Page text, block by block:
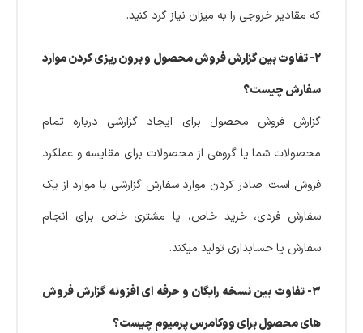
که مقادیر خروجی را به میزان نیاز گرد کنید.
۲- تفاوت بین گزارش فروش محصول و برون ریزی کردن موارد
سفارش چیست؟
گزارش فروش محصول برای ایجاد گزارشی درباره تمام
محصولات شما یا گروهی از محصولات برای مقایسه و عملکرد
فروش است. صادر کردن موارد سفارش گزارشی با موارد از یک
سفارش فردی، خرید خاص، یا مشتری خاص برای انجام
سفارش یا حسابداری تولید میکند.
۳- تفاوت بین نسخه رایگان و حرفه ای افزونه گزارش فروش
های محصول برای ووکامرس پرمیوم چیست؟